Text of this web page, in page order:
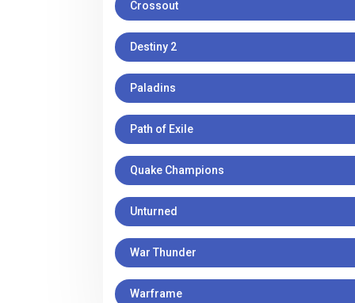
Crossout
Destiny 2
Paladins
Path of Exile
Quake Champions
Unturned
War Thunder
Warframe